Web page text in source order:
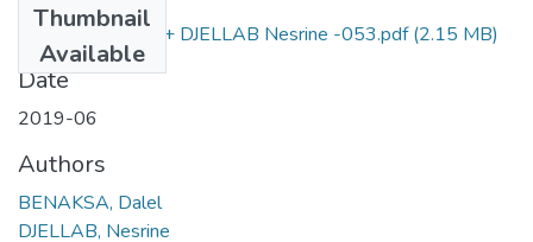
Thumbnail
Available
BENAKSA Dalel + DJELLAB Nesrine -053.pdf(2.15 MB)
Date
2019-06
Authors
BENAKSA, Dalel
DJELLAB, Nesrine